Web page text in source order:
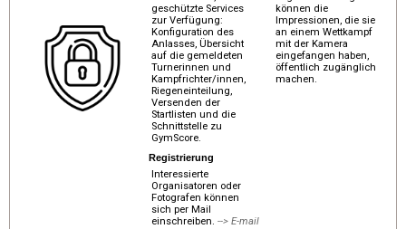
geschützte Services
zur Verfügung:
Konfiguration des
Anlasses, Übersicht
auf die gemeldeten
Turnerinnen und
Kampfrichter/innen,
Riegeneinteilung,
Versenden der
Startlisten und die
Schnittstelle zu
GymScore.
können die
Impressionen, die sie
an einem Wettkampf
mit der Kamera
eingefangen haben,
öffentlich zugänglich
machen.
Registrierung
Interessierte
Organisatoren oder
Fotografen können
sich per Mail
einschreiben. --> E-mail